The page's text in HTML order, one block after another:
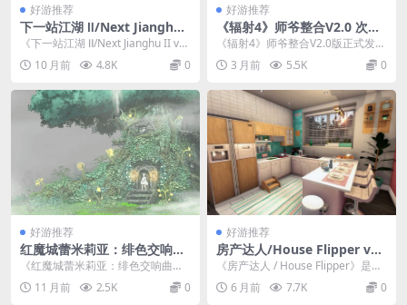
好游推荐
下一站江湖 Ⅱ/Next Jianghu I
I v20251024：PC 端武侠开放
世界 RPG 游戏核心亮点
《下一站江湖 Ⅱ/Next Jianghu II v2
0251024》是一款主打...
10 月前 4.8K 0
好游推荐
《辐射4》师爷整合V2.0 次世
代终极版 PC单机MOD整合包
《辐射4》师爷整合V2.0版正式发
布，这是目前内容最全面、画质最
强的次世代MOD...
3 月前 5.5K 0
好游推荐
红魔城蕾米莉亚：绯色交响曲
Koumajou Remilia: Scarlet
Symphony 横版动作版 | v20
220728|PC 平台 | 官方中文
《红魔城蕾米莉亚：绯色交响曲（K
oumajou Remilia: Scarlet...
11 月前 2.5K 0
好游推荐
房产达人/House Flipper v1.
25272|集成DLCs|容量26GB
|官方简体中文|支持键盘.鼠
标.手柄
《房产达人 / House Flipper》是一
款极具沉浸感的 PC 平台模拟装...
6 月前 7.7K 0